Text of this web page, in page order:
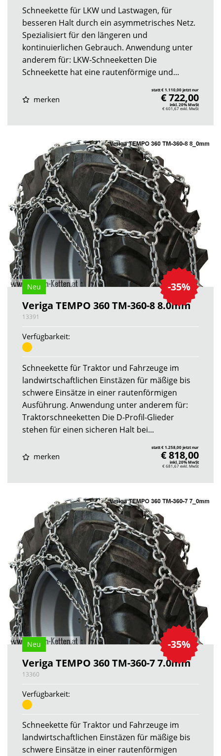
Schneekette für LKW und Lastwagen, für
besseren Halt durch ein asymmetrisches Netz.
Spezialisiert für den längeren und
kontinuierlichen Gebrauch. Anwendung unter
anderem für: LKW-Schneeketten Die
Schneekette hat eine rautenförmige und...
merken
statt € 1.110,00 jetzt nur
€ 722,00
inkl. 20% MwSt
€ 601,67exkl. MwSt
-35%
Neu
Veriga TEMPO 360 TM-360-8 8.0mm
13391
Verfügbarkeit:
Schneekette für Traktor und Fahrzeuge im
landwirtschaftlichen Einstäzen für mäßige bis
schwere Einsätze in einer rautenförmigen
Ausführung. Anwendung unter anderem für:
Traktorschneeketten Die D-Profil-Glieder
stehen für einen sicheren Halt bei...
merken
statt € 1.258,00 jetzt nur
€ 818,00
inkl. 20% MwSt
€ 681,67exkl. MwSt
-35%
Neu
Veriga TEMPO 360 TM-360-7 7.0mm
13360
Verfügbarkeit:
Schneekette für Traktor und Fahrzeuge im
landwirtschaftlichen Einstäzen für mäßige bis
schwere Einsätze in einer rautenförmigen